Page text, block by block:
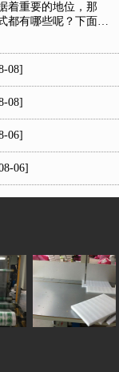
着重要的地位，那
都有哪些呢？下面，
08]
08]
06]
06]